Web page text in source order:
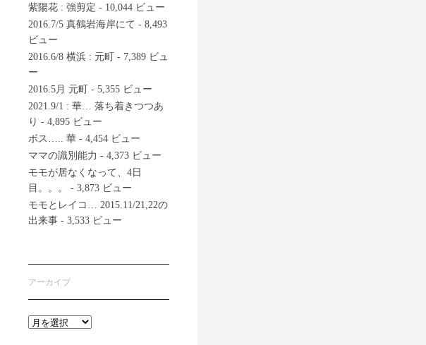
紫陽花 : 強剪定 - 10,044 ビュー
2016.7/5 真鶴岩海岸にて - 8,493
ビュー
2016.6/8 横浜 : 元町
- 7,389 ビュ
ー
2016.5月 元町
- 5,355 ビュー
2021.9/1 : 華… 落ち着きつつあ
り - 4,895 ビュー
ボス….. 華 - 4,454 ビュー
ママの識別能力 - 4,373 ビュー
モモが居なくなって、4日
目。。。
- 3,873 ビュー
モモとレイコ… 2015.11/21,22の
出来事 - 3,533 ビュー
アーカイブ
ア